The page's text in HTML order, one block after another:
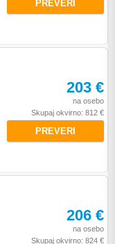
PREVERI
203 €
na osebo
Skupaj okvirno: 812 €
PREVERI
206 €
na osebo
Skupaj okvirno: 824 €